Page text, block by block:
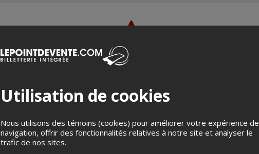
Merci de confirmer que vous n'êtes pas un robot ci-bas.
Utilisation de cookies
Nous utilisons des témoins (cookies) pour améliorer votre expérience de
navigation, offrir des fonctionnalités relatives à notre site et analyser le
trafic de nos sites.